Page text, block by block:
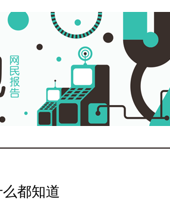
都知道